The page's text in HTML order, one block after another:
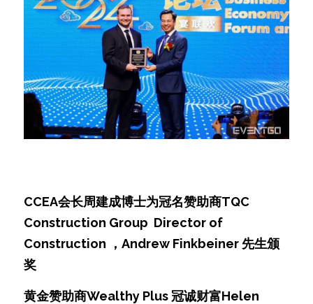
CCEA会长周建成博士为冠名赞助商TQC
Construction Group  Director of
Construction ，Andrew Finkbeiner 先生颁
奖
黄金赞助商Wealthy Plus 冠诚财富Helen